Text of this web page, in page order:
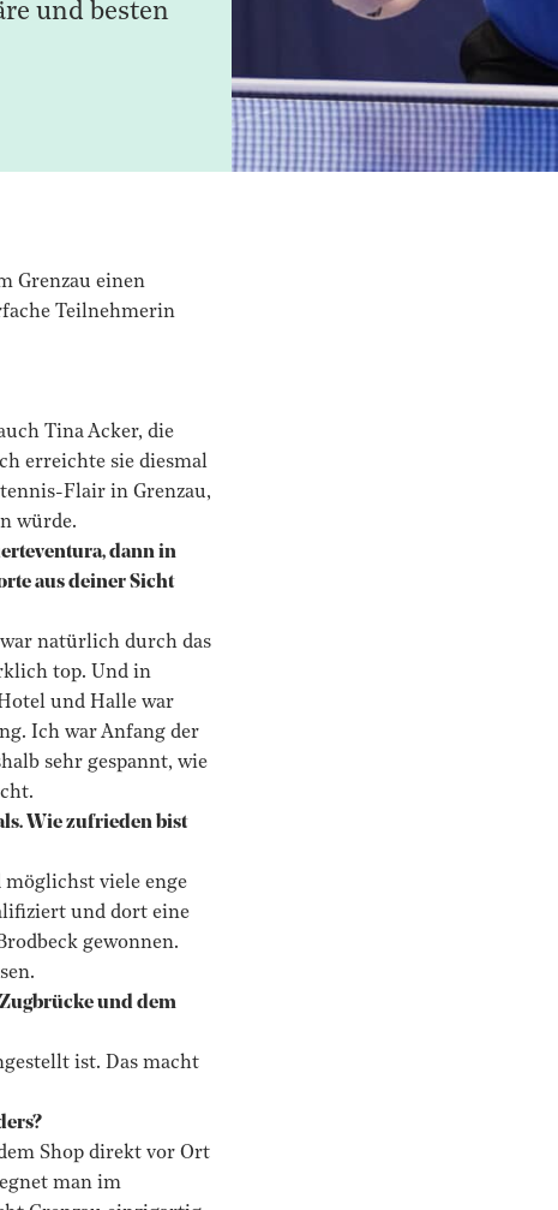
und besten
Grenzau einen
Teilnehmerin
Tina Acker, die
erreichte sie diesmal
Flair in Grenzau,
würde.
dann in
aus deiner Sicht
war natürlich durch das
top. Und in
und Halle war
Ich war Anfang der
sehr gespannt, wie
Wie zufrieden bist
viele enge
und dort eine
gewonnen.
und dem
ist. Das macht
Shop direkt vor Ort
man im